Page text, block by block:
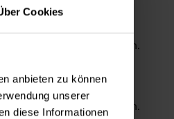
Cookies
anbieten zu können
unserer
diese Informationen
erreicht werden.
ca.
65 % erreicht werden.